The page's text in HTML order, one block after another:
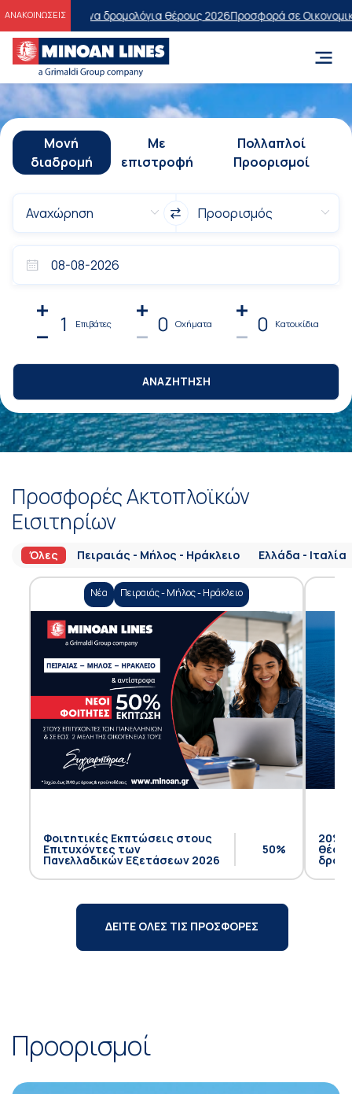
ΑΝΑΚΟΙΝΩΣΕΙΣδρομολόγια θέρους 2026Προσφορά σε Οικονομική Θέση για
Μονή
διαδρομή
Με
επιστροφή
Πολλαπλοί
Προορισμοί
1 Επιβάτες 0 Οχήματα 0 Κατοικίδια
ΑΝΑΖΗΤΗΣΗ
Προσφορές Ακτοπλοϊκών
Εισιτηρίων
Όλες Πειραιάς - Μήλος - Ηράκλειο Ελλάδα - Ιταλία
Νέα Πειραιάς - Μήλος - Ηράκλειο
Φοιτητικές Εκπτώσεις στους
Επιτυχόντες των
Πανελλαδικών Εξετάσεων 2026
50%
20%
θέση
ΔΕΙΤΕ ΟΛΕΣ ΤΙΣ ΠΡΟΣΦΟΡΕΣ
Προορισμοί